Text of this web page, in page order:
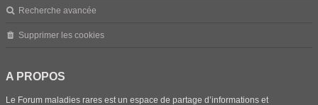
Recherche avancée
Supprimer les cookies
A PROPOS
Le Forum maladies rares est un espace de partage d’informations et